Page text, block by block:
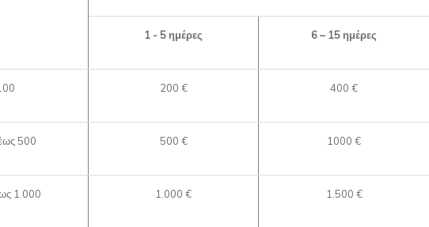
1 - 5 ημέρες 6 – 15 ημέρες
200 € 400 €
500 500 € 1000 €
1.000 1.000 € 1.500 €